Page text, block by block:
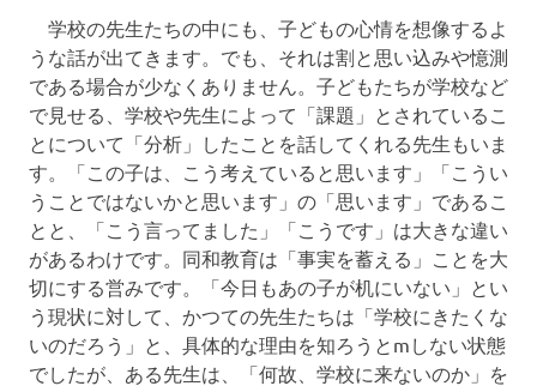
学校の先生たちの中にも、子どもの心情を想像するよ
うな話が出てきます。でも、それは割と思い込みや憶測
である場合が少なくありません。子どもたちが学校など
で見せる、学校や先生によって「課題」とされているこ
とについて「分析」したことを話してくれる先生もいま
す。「この子は、こう考えていると思います」「こうい
うことではないかと思います」の「思います」であるこ
とと、「こう言ってました」「こうです」は大きな違い
があるわけです。同和教育は「事実を蓄える」ことを大
切にする営みです。「今日もあの子が机にいない」とい
う現状に対して、かつての先生たちは「学校にきたくな
いのだろう」と、具体的な理由を知ろうとmしない状態
でしたが、ある先生は、「何故、学校に来ないのか」を